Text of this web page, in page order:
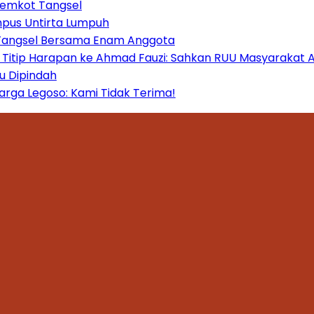
Tangsel
Untirta Lumpuh
Bersama Enam Anggota
Harapan ke Ahmad Fauzi: Sahkan RUU Masyarakat
Dipindah
Legoso: Kami Tidak Terima!